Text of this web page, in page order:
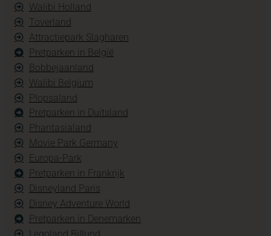
Walibi Holland
Toverland
Attractiepark Slagharen
Pretparken in België
Bobbejaanland
Walibi Belgium
Plopsaland
Pretparken in Duitsland
Phantasialand
Movie Park Germany
Europa-Park
Pretparken in Frankrijk
Disneyland Paris
Disney Adventure World
Pretparken in Denemarken